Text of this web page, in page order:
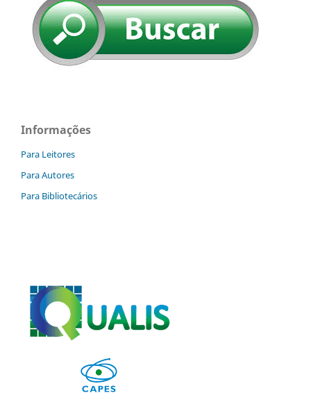
Informações
Para Leitores
Para Autores
Para Bibliotecários